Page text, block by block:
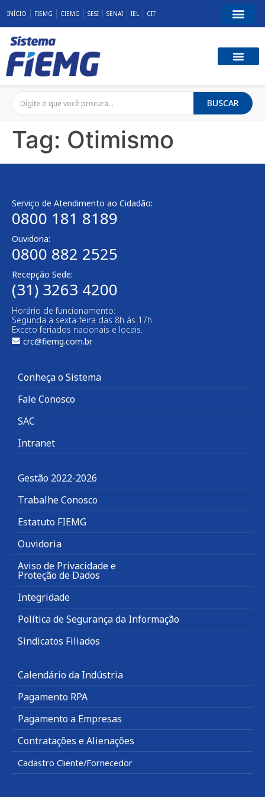
INÍCIO FIEMG CIEMG SESI SENAI IEL CIT
BUSCAR
Tag: Otimismo
Serviço de Atendimento ao Cidadão:
0800 181 8189
Ouvidoria:
0800 882 2525​
Recepção Sede:
(31) 3263 4200
Horário de funcionamento:
Segunda a sexta-feira das 8h às 17h
Exceto feriados nacionais e locais.
crc@fiemg.com.br
Conheça o Sistema
Fale Conosco
SAC
Intranet
Gestão 2022-2026
Trabalhe Conosco
Estatuto FIEMG
Ouvidoria
Aviso de Privacidade e
Proteção de Dados
Integridade
Política de Segurança da Informação
Sindicatos Filiados
Calendário da Indústria
Pagamento RPA
Pagamento a Empresas
Contratações e Alienações
Cadastro Cliente/Fornecedor